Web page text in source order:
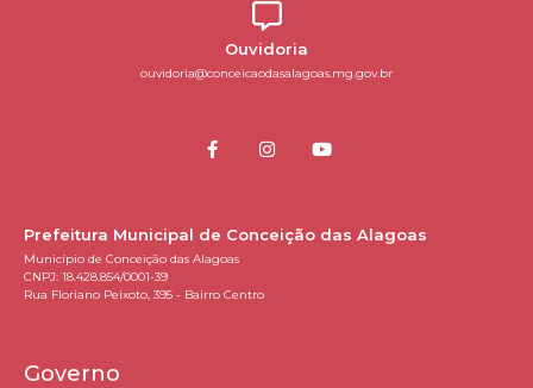
Ouvidoria
ouvidoria@conceicaodasalagoas.mg.gov.br
Prefeitura Municipal de Conceição das Alagoas
Município de Conceição das Alagoas
CNPJ: 18.428.854/0001-39
Rua Floriano Peixoto, 395 - Bairro Centro
Governo